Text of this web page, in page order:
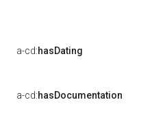
a-cd:hasDating
a-cd:hasDocumentation